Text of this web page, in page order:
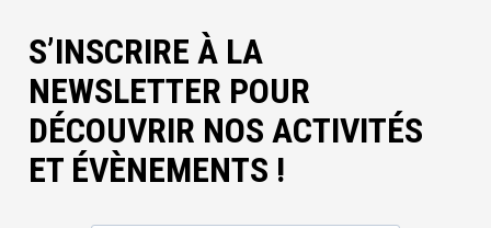
S’INSCRIRE À LA
NEWSLETTER POUR
DÉCOUVRIR NOS ACTIVITÉS
ET ÉVÈNEMENTS !